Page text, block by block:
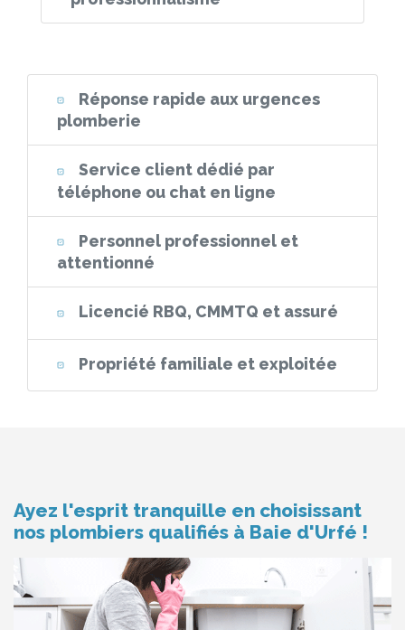
Réponse rapide aux urgences
plomberie
Service client dédié par
téléphone ou chat en ligne
Personnel professionnel et
attentionné
Licencié RBQ, CMMTQ et assuré
Propriété familiale et exploitée
Ayez l'esprit tranquille en choisissant
nos plombiers qualifiés à Baie d'Urfé !